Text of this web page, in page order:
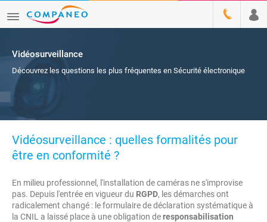
Vidéosurveillance
Découvrez les questions les plus fréquentes en Sécurité électronique
Vidéosurveillance : quelles formalités pour
être en conformité ?
En milieu professionnel, l'installation de caméras ne s'improvise
pas. Depuis l'entrée en vigueur du RGPD, les démarches ont
radicalement changé : le formulaire de déclaration systématique à
la CNIL a laissé place à une obligation deresponsabilisation